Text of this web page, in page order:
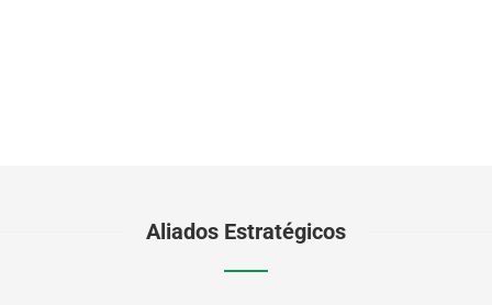
Aliados Estratégicos